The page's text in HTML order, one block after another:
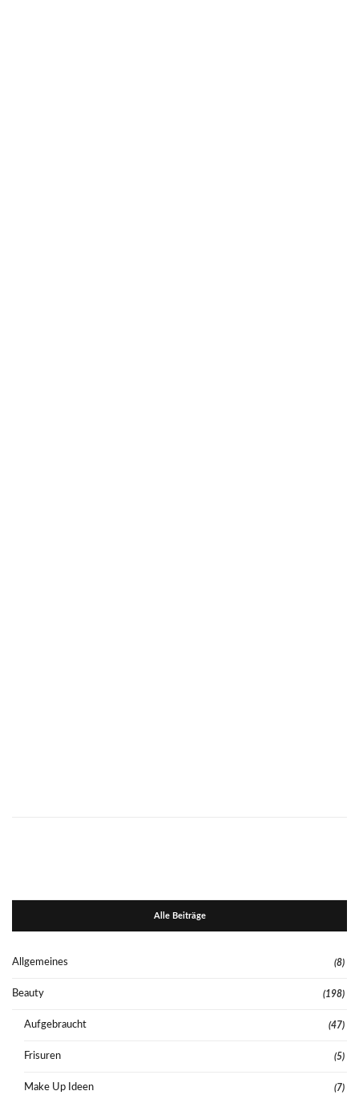
Alle Beiträge
Allgemeines (8)
Beauty (198)
Aufgebraucht (47)
Frisuren (5)
Make Up Ideen (7)